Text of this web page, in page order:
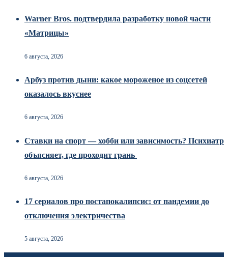
Warner Bros. подтвердила разработку новой части
«Матрицы»
6 августа, 2026
Арбуз против дыни: какое мороженое из соцсетей
оказалось вкуснее
6 августа, 2026
Ставки на спорт — хобби или зависимость? Психиатр
объясняет, где проходит грань
6 августа, 2026
17 сериалов про постапокалипсис: от пандемии до
отключения электричества
5 августа, 2026